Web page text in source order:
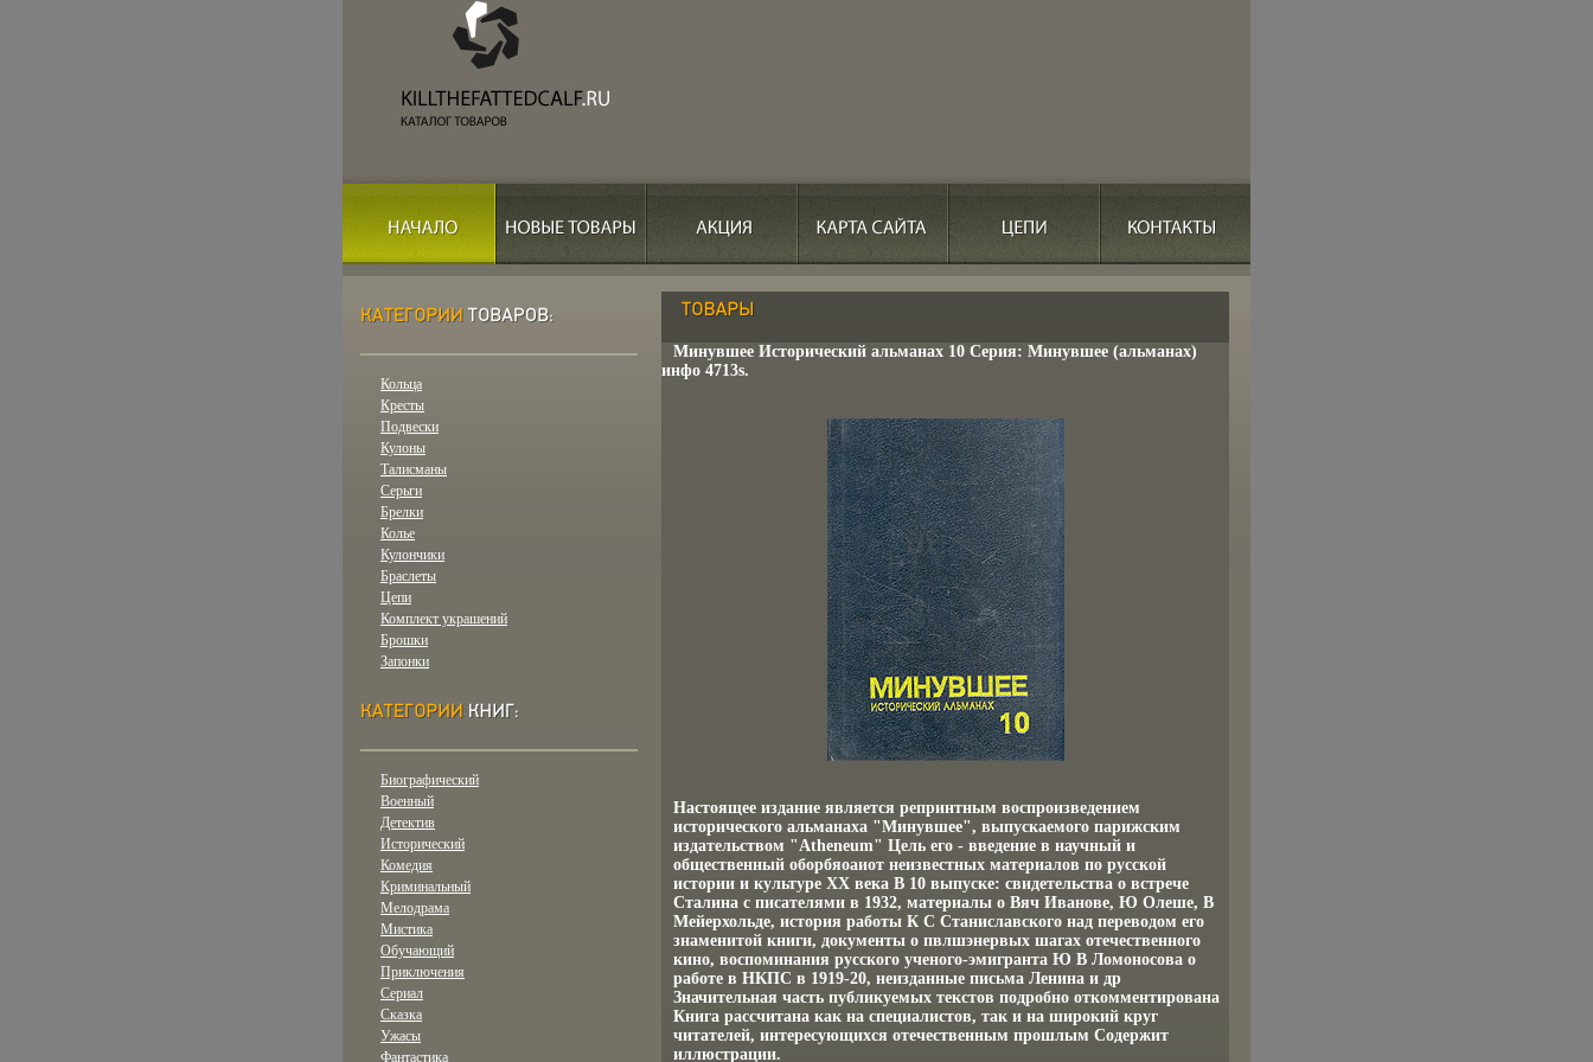
Кольца
Кресты
Подвески
Кулоны
Талисманы
Серьги
Брелки
Колье
Кулончики
Браслеты
Цепи
Комплект украшений
Брошки
Запонки
Биографический
Военный
Детектив
Исторический
Комедия
Криминальный
Мелодрама
Мистика
Обучающий
Приключения
Сериал
Сказка
Ужасы
Фантастика
Минувшее Исторический альманах 10 Серия: Минувшее (альманах)
инфо 4713s.
Настоящее издание является репринтным воспроизведением
исторического альманаха "Минувшее", выпускаемого парижским
издательством "Atheneum" Цель его - введение в научный и
общественный оборбяоаиот неизвестных материалов по русской
истории и культуре XX века В 10 выпуске: свидетельства о встрече
Сталина с писателями в 1932, материалы о Вяч Иванове, Ю Олеше, В
Мейерхольде, история работы К С Станиславского над переводом его
знаменитой книги, документы о пвлшэнервых шагах отечественного
кино, воспоминания русского ученого-эмигранта Ю В Ломоносова о
работе в НКПС в 1919-20, неизданные письма Ленина и др
Значительная часть публикуемых текстов подробно откомментирована
Книга рассчитана как на специалистов, так и на широкий круг
читателей, интересующихся отечественным прошлым Содержит
иллюстрации.